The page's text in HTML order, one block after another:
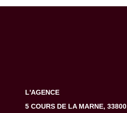
L'AGENCE
5 COURS DE LA MARNE, 33800